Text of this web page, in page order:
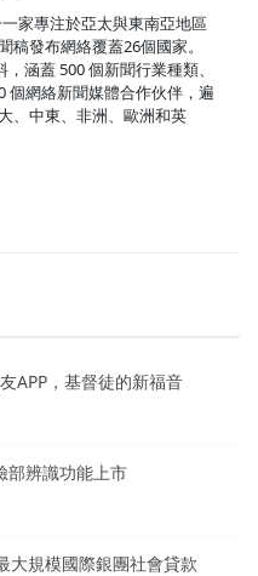
家專注於亞太與東南亞地區
發布網絡覆蓋26個國家。
涵蓋 500 個新聞行業種類、
個網絡新聞媒體合作伙伴，遍
、中東、非洲、歐洲和英
APP，基督徒的新福音
辨識功能上市
大規模國際銀團社會貸款